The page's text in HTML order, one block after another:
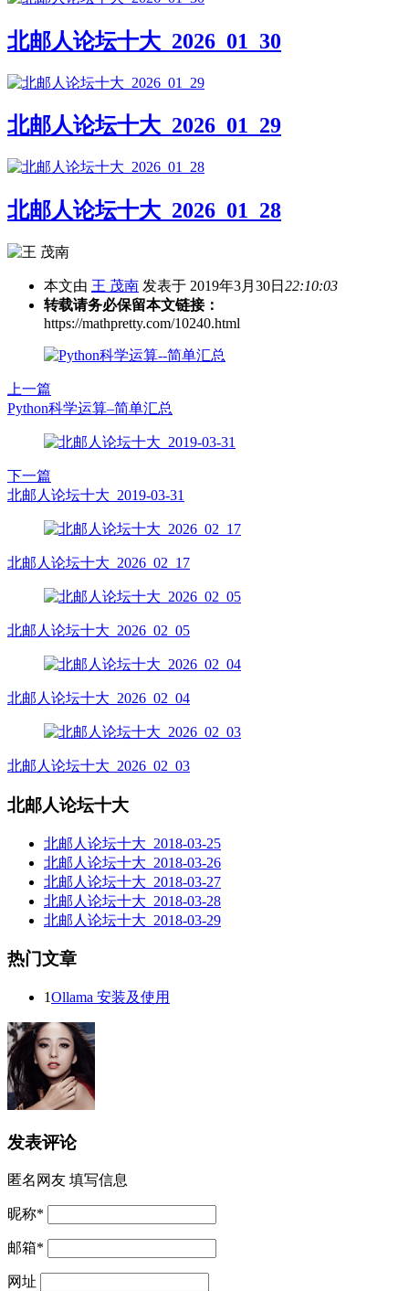
北邮人论坛十大_2026_01_30
北邮人论坛十大_2026_01_29
北邮人论坛十大_2026_01_28
本文由 王 茂南 发表于 2019年3月30日 22:10:03
转载请务必保留本文链接：
https://mathpretty.com/10240.html
上一篇
Python科学运算–简单汇总
下一篇
北邮人论坛十大_2019-03-31
北邮人论坛十大_2026_02_17
北邮人论坛十大_2026_02_05
北邮人论坛十大_2026_02_04
北邮人论坛十大_2026_02_03
北邮人论坛十大
北邮人论坛十大_2018-03-25
北邮人论坛十大_2018-03-26
北邮人论坛十大_2018-03-27
北邮人论坛十大_2018-03-28
北邮人论坛十大_2018-03-29
热门文章
1Ollama 安装及使用
发表评论
匿名网友 填写信息
昵称*
邮箱*
网址